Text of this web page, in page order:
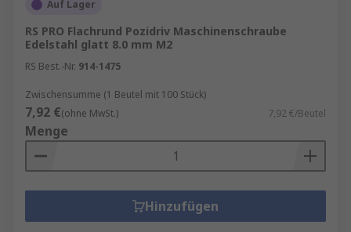
Auf Lager
RS PRO Flachrund Pozidriv Maschinenschraube
Edelstahl glatt 8.0 mm M2
RS Best.-Nr. 914-1475
Zwischensumme (1 Beutel mit 100 Stück)
7,92 €(ohne MwSt.) 7,92 €/Beutel
Menge
Hinzufügen